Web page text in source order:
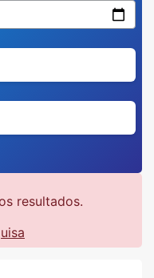
resultados.